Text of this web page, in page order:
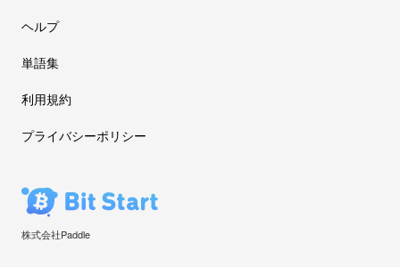
ヘルプ
単語集
利用規約
プライバシーポリシー
株式会社Paddle